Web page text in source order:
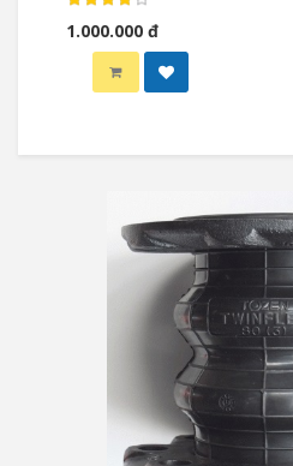
1.000.000 đ